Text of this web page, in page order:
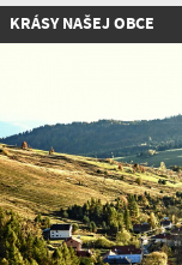
KRÁSY NAŠEJ OBCE